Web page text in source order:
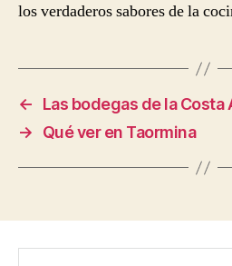
los verdaderos sabores de la
←
Las bodegas de la Costa
→
Qué ver en Taormina